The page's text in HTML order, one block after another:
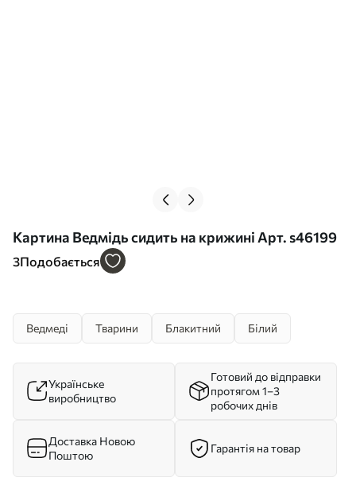
Картина Ведмідь сидить на крижині Арт. s46199
3Подобається
Ведмеді Тварини Блакитний Білий
Українське
виробництво
Готовий до відправки
протягом 1–3
робочих днів
Доставка Новою
Поштою
Гарантія на товар